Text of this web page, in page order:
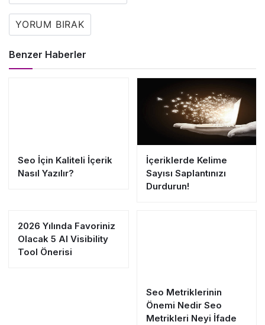
YORUM BIRAK
Benzer Haberler
Seo İçin Kaliteli İçerik
Nasıl Yazılır?
İçeriklerde Kelime
Sayısı Saplantınızı
Durdurun!
2026 Yılında Favoriniz
Olacak 5 AI Visibility
Tool Önerisi
Seo Metriklerinin
Önemi Nedir Seo
Metrikleri Neyi İfade